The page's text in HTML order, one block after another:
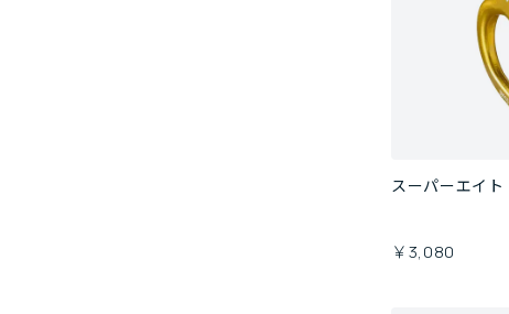
スーパーエイト
￥3,080